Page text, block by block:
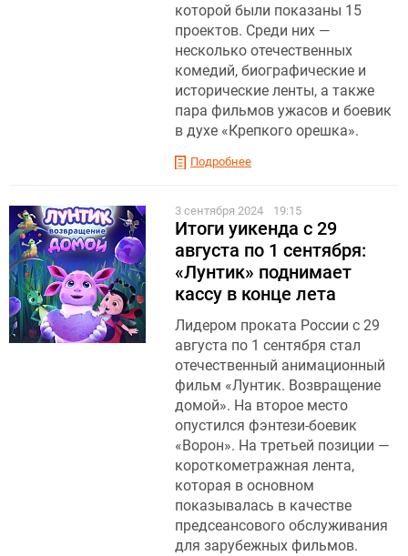
которой были показаны 15
проектов. Среди них —
несколько отечественных
комедий, биографические и
исторические ленты, а также
пара фильмов ужасов и боевик
в духе «Крепкого орешка».
Подробнее
3 сентября 2024 19:15
Итоги уикенда с 29
августа по 1 сентября:
«Лунтик» поднимает
кассу в конце лета
Лидером проката России с 29
августа по 1 сентября стал
отечественный анимационный
фильм «Лунтик. Возвращение
домой». На второе место
опустился фэнтези-боевик
«Ворон». На третьей позиции —
короткометражная лента,
которая в основном
показывалась в качестве
предсеансового обслуживания
для зарубежных фильмов.